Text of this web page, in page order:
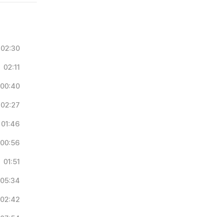
02:30
02:11
00:40
02:27
01:46
00:56
01:51
05:34
02:42